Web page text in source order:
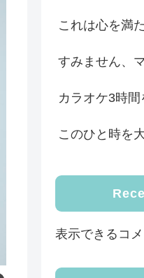
これは心を満
すみません、
カラオケ3時
このひと時を
表示できるコ